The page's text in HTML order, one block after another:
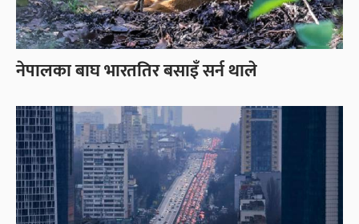
नेपालका बाघ भारततिर बसाइँ सर्न थाले